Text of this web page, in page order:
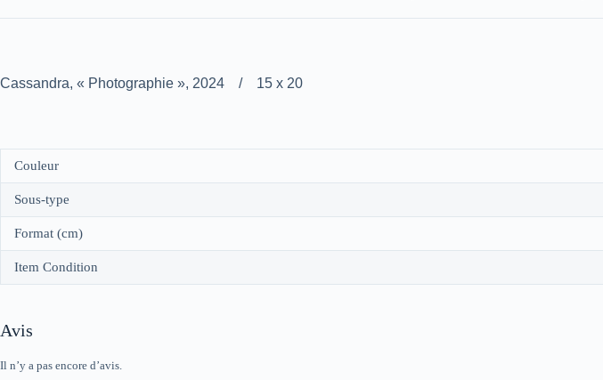
Cassandra, « Photographie », 2024 / 15 x 20
Couleur
Sous-type
Format (cm)
Item Condition
Avis
Il n’y a pas encore d’avis.